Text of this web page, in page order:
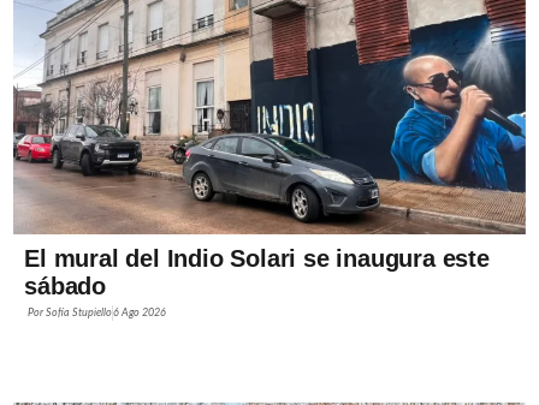
El mural del Indio Solari se inaugura este
sábado
PorSofía Stupiello6 Ago 2026